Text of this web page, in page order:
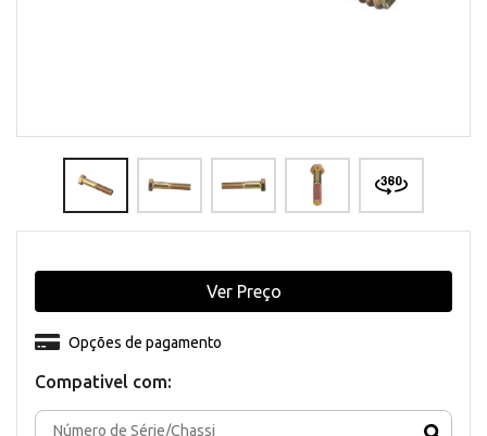
Compativel com:
Opções de pagamento
Ver Preço